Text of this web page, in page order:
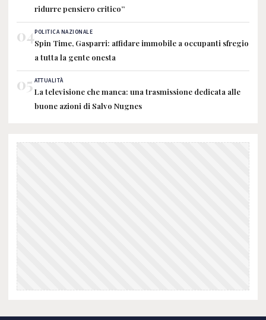
ridurre pensiero critico”
04POLITICA NAZIONALE
Spin Time, Gasparri: affidare immobile a occupanti sfregio
a tutta la gente onesta
05 ATTUALITÀ
La televisione che manca: una trasmissione dedicata alle
buone azioni di Salvo Nugnes